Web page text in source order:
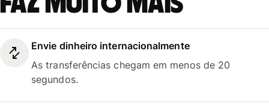
Envie dinheiro internacionalmente
As transferências chegam em menos de 20
segundos.